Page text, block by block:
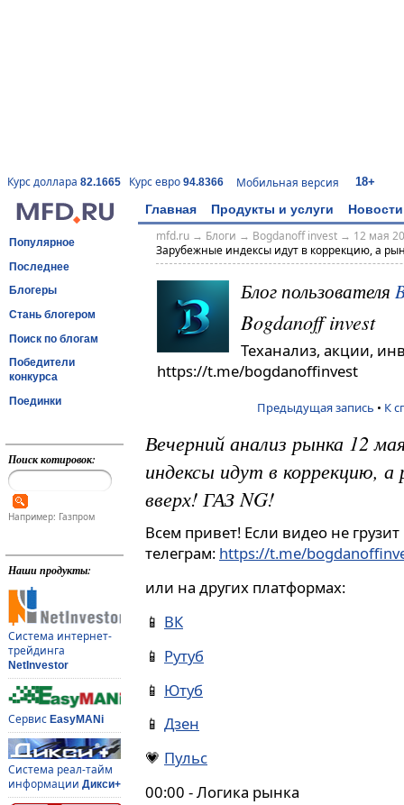
Курс доллара 82.1665 Курс евро 94.8366 Мобильная версия 18+
Главная Продукты и услуги Новости
Популярное
Последнее
Блогеры
Стань блогером
Поиск по блогам
Победители
конкурса
Поединки
Поиск котировок:
Например: Газпром
Наши продукты:
Система интернет-
трейдинга
NetInvestor
Сервис EasyMANi
Система реал-тайм
информации Дикси+
mfd.ru→ Блоги → Bogdanoff invest→ 12 мая
Зарубежные индексы идут в коррекцию, а
Блог пользователя
Bogdanoff invest
Теханализ, акции,
https://t.me/bogdanoffinvest
Предыдущая запись • К
Вечерний анализ рынка 12
индексы идут в коррекцию,
вверх! ГАЗ NG!
Всем привет! Если видео не
телеграм: https://t.me/
или на других платформах:
📱 ВК
📱 Рутуб
📱 Ютуб
📱 Дзен
💗 Пульс
00:00 - Логика рынка